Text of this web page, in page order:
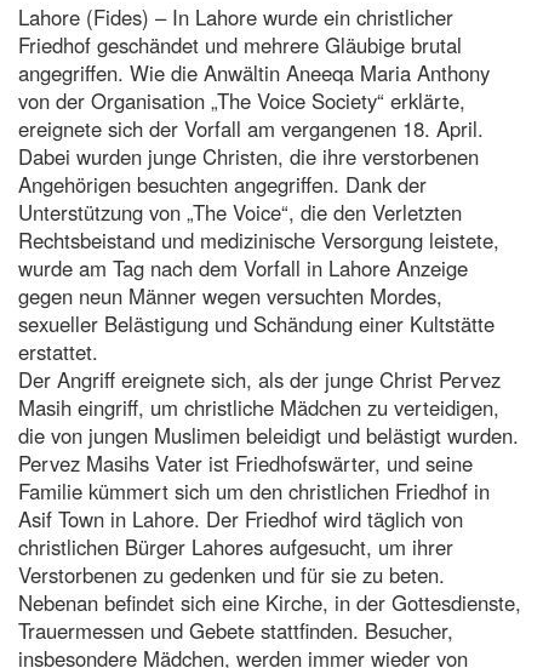
Lahore (Fides) – In Lahore wurde ein christlicher
Friedhof geschändet und mehrere Gläubige brutal
angegriffen. Wie die Anwältin Aneeqa Maria Anthony
von der Organisation „The Voice Society“ erklärte,
ereignete sich der Vorfall am vergangenen 18. April.
Dabei wurden junge Christen, die ihre verstorbenen
Angehörigen besuchten angegriffen. Dank der
Unterstützung von „The Voice“, die den Verletzten
Rechtsbeistand und medizinische Versorgung leistete,
wurde am Tag nach dem Vorfall in Lahore Anzeige
gegen neun Männer wegen versuchten Mordes,
sexueller Belästigung und Schändung einer Kultstätte
erstattet.
Der Angriff ereignete sich, als der junge Christ Pervez
Masih eingriff, um christliche Mädchen zu verteidigen,
die von jungen Muslimen beleidigt und belästigt wurden.
Pervez Masihs Vater ist Friedhofswärter, und seine
Familie kümmert sich um den christlichen Friedhof in
Asif Town in Lahore. Der Friedhof wird täglich von
christlichen Bürger Lahores aufgesucht, um ihrer
Verstorbenen zu gedenken und für sie zu beten.
Nebenan befindet sich eine Kirche, in der Gottesdienste,
Trauermessen und Gebete stattfinden. Besucher,
insbesondere Mädchen, werden immer wieder von